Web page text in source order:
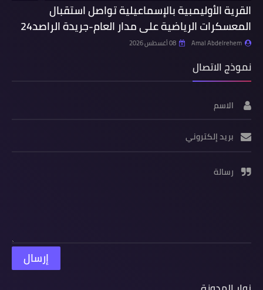
القرية الأوليمبية بالإسماعيلية تواصل استقبال
المعسكرات الرياضية على مدار العام-جريدة الراصد24
Amal Abdelrehem 08 أغسطس 2026
نموذج الاتصال
الاسم
بريد إلكتروني
رسالة